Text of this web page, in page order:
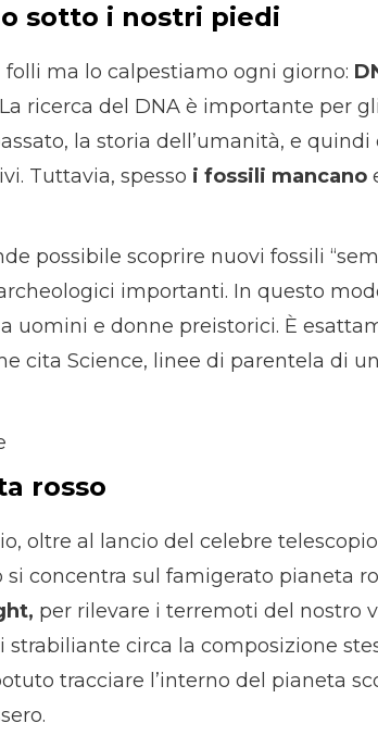
sotto i nostri piedi
ma lo calpestiamo ogni giorno:
ricerca del DNA è importante per
la storia dell’umanità, e
Tuttavia, spesso i fossili mancano
possibile scoprire nuovi fossili
importanti. In questo
uomini e donne preistorici. È
cita Science, linee di parentela di
rosso
oltre al lancio del celebre
concentra sul famigerato pianeta
per rilevare i terremoti del nostro
circa la composizione
tracciare l’interno del pianeta